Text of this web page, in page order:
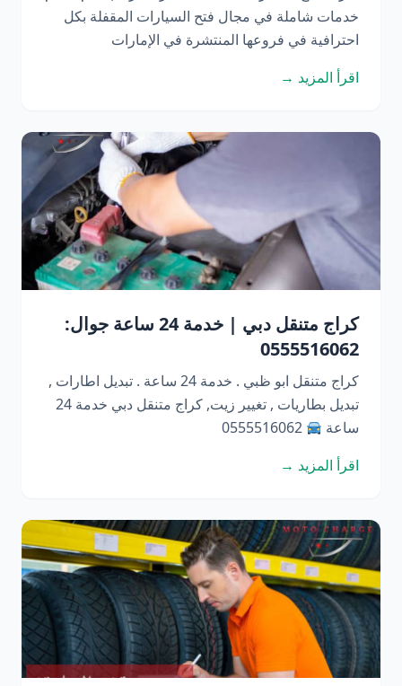
خدمات شاملة في مجال فتح السيارات المقفلة بكل
احترافية في فروعها المنتشرة في الإمارات
اقرأ المزيد →
كراج متنقل دبي | خدمة 24 ساعة جوال:
0555516062
كراج متنقل ابو ظبي . خدمة 24 ساعة . تبديل اطارات ,
تبديل بطاريات , تغيير زيت, كراج متنقل دبي خدمة 24
ساعة
0555516062
اقرأ المزيد →